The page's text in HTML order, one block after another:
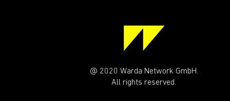
@ 2020 Warda Network GmbH.
All rights reserved.